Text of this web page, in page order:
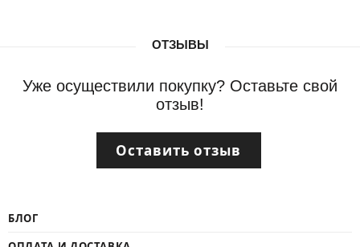
ОТЗЫВЫ
Уже осуществили покупку? Оставьте свой
отзыв!
Оставить отзыв
БЛОГ